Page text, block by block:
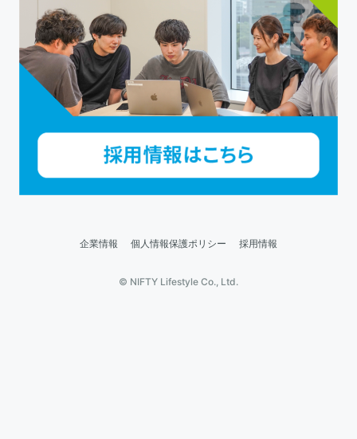
企業情報 個人情報保護ポリシー 採用情報
© NIFTY Lifestyle Co., Ltd.